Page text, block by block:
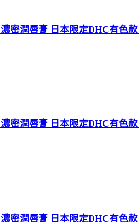
濃密潤唇膏 日本限定DHC有色
濃密潤唇膏 日本限定DHC有色
濃密潤唇膏 日本限定DHC有色